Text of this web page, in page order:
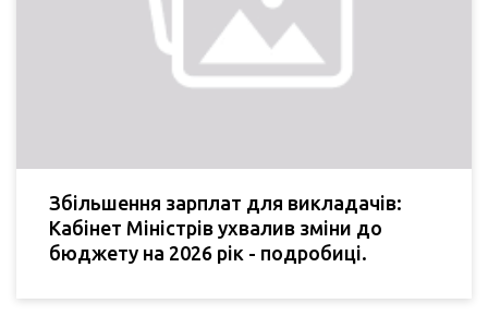
Збільшення зарплат для викладачів:
Кабінет Міністрів ухвалив зміни до
бюджету на 2026 рік - подробиці.